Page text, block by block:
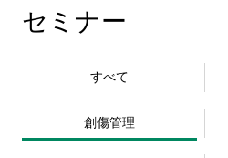
セミナー
すべて
創傷管理